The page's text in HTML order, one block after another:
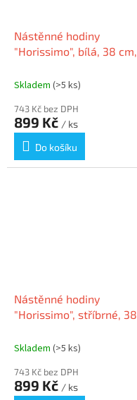
Nástěnné hodiny
"Horissimo", bílá, 38 cm,
Skladem (>5 ks)
743 Kč bez DPH
899 Kč / ks
Do košíku
Nástěnné hodiny
"Horissimo", stříbrné, 38
Skladem (>5 ks)
743 Kč bez DPH
899 Kč / ks